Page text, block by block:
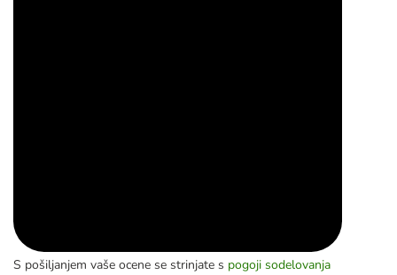
S pošiljanjem vaše ocene se strinjate s pogoji sodelovanja